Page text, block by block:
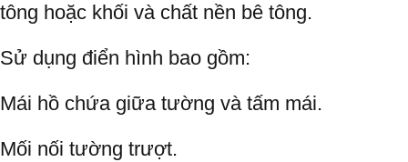
tông hoặc khối và chất nền bê tông.
Sử dụng điển hình bao gồm:
Mái hồ chứa giữa tường và tấm mái.
Mối nối tường trượt.